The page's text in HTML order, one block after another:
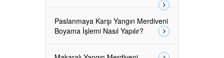
Paslanmaya Karşı Yangın Merdiveni
Boyama İşlemi Nasıl Yapılır?